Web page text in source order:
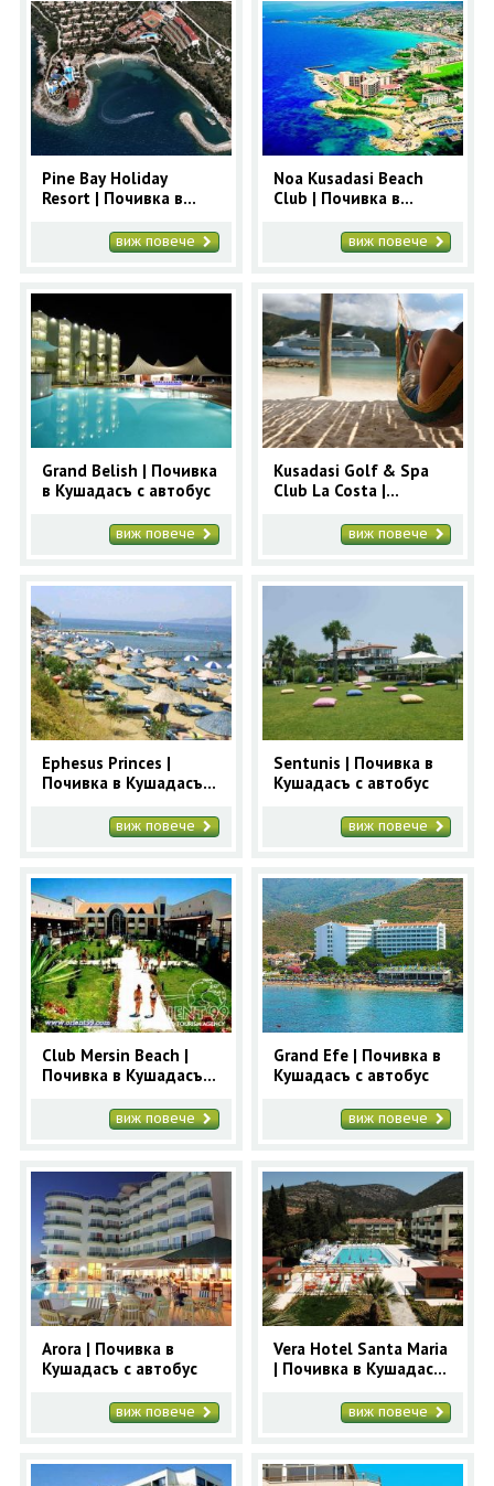
Pine Bay Holiday
Resort | Почивка в
виж повече
Noa Kusadasi Beach
Club | Почивка в
виж повече
Grand Belish | Почивка
в Кушадасъ с автобус
виж повече
Kusadasi Golf & Spa
Club La Costa |
виж повече
Ephesus Princes |
Почивка в Кушадасъ с
виж повече
Sentunis | Почивка в
Кушадасъ с автобус
виж повече
Club Mersin Beach |
Почивка в Кушадасъ с
виж повече
Grand Efe | Почивка в
Кушадасъ с автобус
виж повече
Arora | Почивка в
Кушадасъ с автобус
виж повече
Vera Hotel Santa Maria
| Почивка в Кушадасъ
виж повече